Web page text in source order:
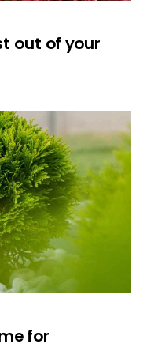
out of your
for